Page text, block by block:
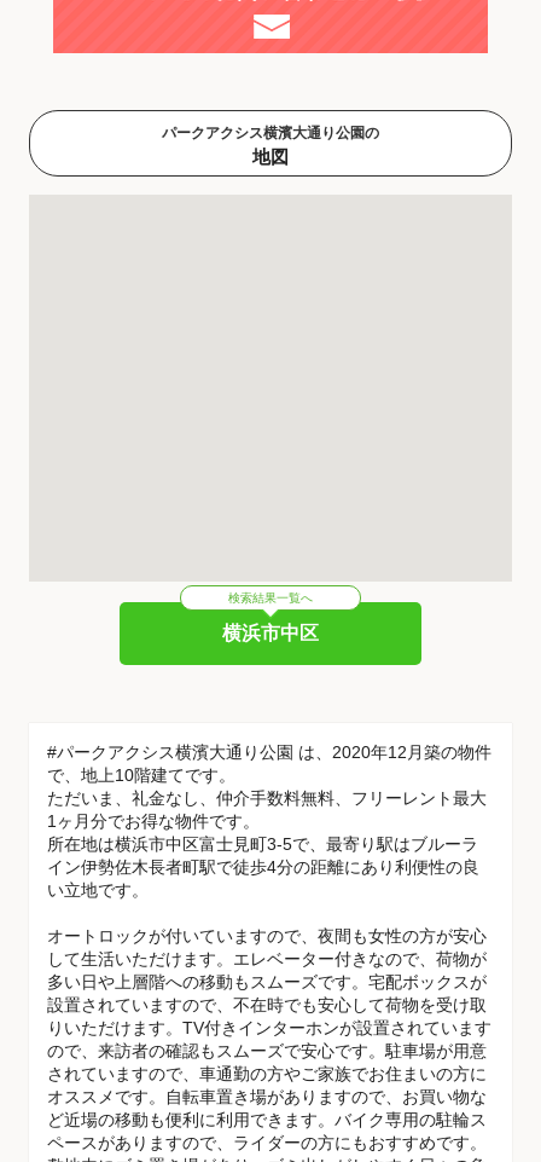
パークアクシス横濱大通り公園の
地図
検索結果一覧へ
横浜市中区
#パークアクシス横濱大通り公園 は、2020年12月築の物件
で、地上10階建てです。
ただいま、礼金なし、仲介手数料無料、フリーレント最大
1ヶ月分でお得な物件です。
所在地は横浜市中区富士見町3-5で、最寄り駅はブルーラ
イン伊勢佐木長者町駅で徒歩4分の距離にあり利便性の良
い立地です。
オートロックが付いていますので、夜間も女性の方が安心
して生活いただけます。エレベーター付きなので、荷物が
多い日や上層階への移動もスムーズです。宅配ボックスが
設置されていますので、不在時でも安心して荷物を受け取
りいただけます。TV付きインターホンが設置されています
ので、来訪者の確認もスムーズで安心です。駐車場が用意
されていますので、車通勤の方やご家族でお住まいの方に
オススメです。自転車置き場がありますので、お買い物な
ど近場の移動も便利に利用できます。バイク専用の駐輪ス
ペースがありますので、ライダーの方にもおすすめです。